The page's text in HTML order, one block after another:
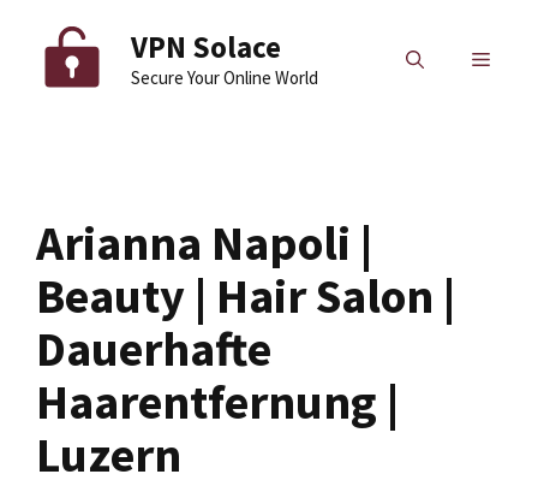
content
VPN Solace
Secure Your Online World
MENU
Arianna Napoli |
Beauty | Hair Salon |
Dauerhafte
Haarentfernung |
Luzern